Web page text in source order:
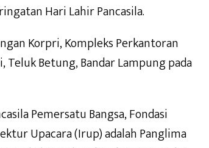
Hari Lahir Pancasila.
Korpri, Kompleks Perkantoran
Betung, Bandar Lampung pada
Pemersatu Bangsa, Fondasi
Upacara (Irup) adalah Panglima